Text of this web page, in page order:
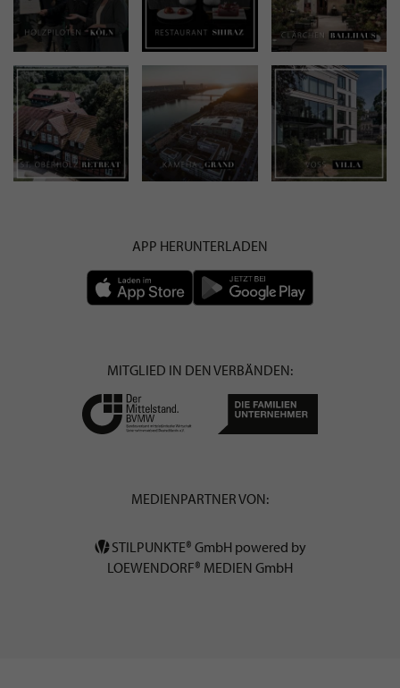
APP HERUNTERLADEN
MITGLIED IN DEN VERBÄNDEN:
MEDIENPARTNER VON:
STILPUNKTE® GmbH powered by
LOEWENDORF® MEDIEN GmbH